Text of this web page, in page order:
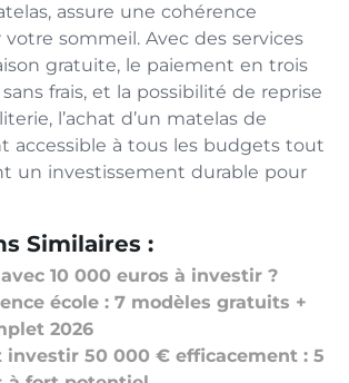
assure une cohérence
sommeil. Avec des services
gratuite, le paiement en trois
frais, et la possibilité de reprise
l’achat d’un matelas de
accessible à tous les budgets tout
un investissement durable pour
Similaires :
10 000 euros à investir ?
école : 7 modèles gratuits +
2026
investir 50 000 € efficacement : 5